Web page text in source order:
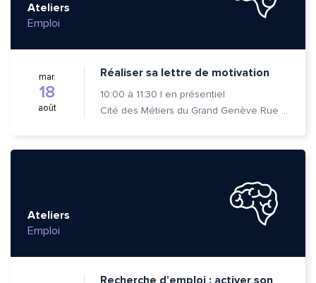
Ateliers
Emploi
mar.
18
août
Réaliser sa lettre de motivation
10:00 à 11:30 | en présentiel
Cité des Métiers du Grand Genève Rue Prévost-Martin 6 1205 Genève
Ateliers
Emploi